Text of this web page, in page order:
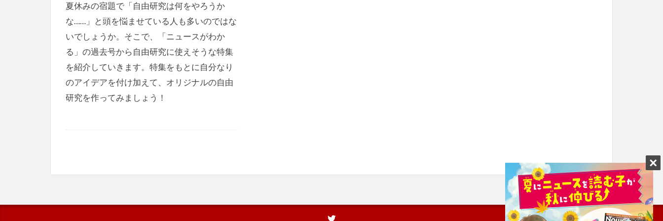
夏休みの宿題で「自由研究は何をやろうか
な……」と頭を悩ませている人も多いのではな
いでしょうか。そこで、「ニュースがわか
る」の過去号から自由研究に使えそうな特集
を紹介していきます。特集をもとに自分なり
のアイデアを付け加えて、オリジナルの自由
研究を作ってみましょう！